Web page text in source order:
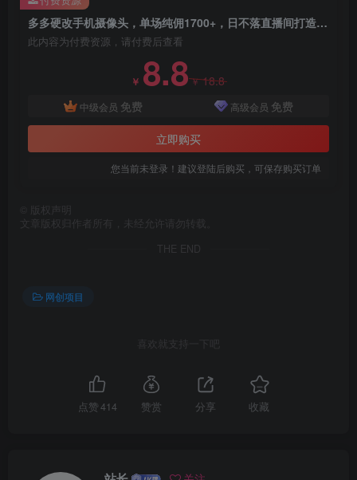
多多硬改手机摄像头，单场纯佣1700+，日不落直播间打造，小白也能轻松操作
此内容为付费资源，请付费后查看
￥ 8.8￥18.8
中级会员 免费 高级会员 免费
立即购买
您当前未登录！建议登陆后购买，可保存购买订单
版权声明
文章版权归作者所有，未经允许请勿转载。
THE END
网创项目
喜欢就支持一下吧
点赞414 赞赏 分享 收藏